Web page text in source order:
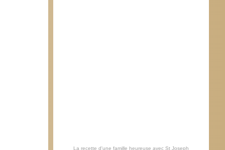
La recette d'une famille heureuse avec St Joseph